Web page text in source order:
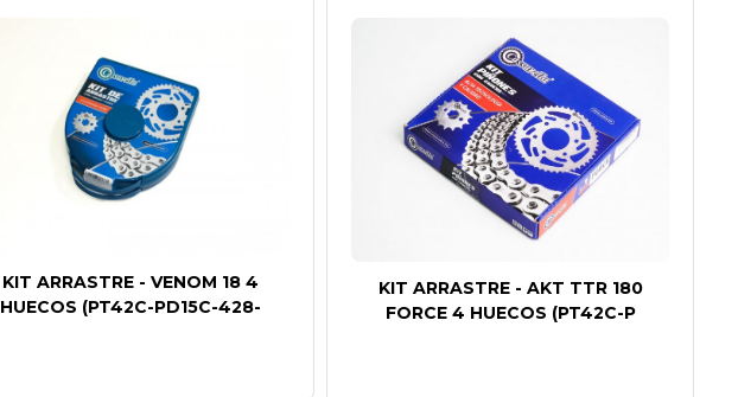
KIT ARRASTRE - VENOM 18 4
HUECOS (PT42C-PD15C-428-
KIT ARRASTRE - AKT TTR 180
FORCE 4 HUECOS (PT42C-P